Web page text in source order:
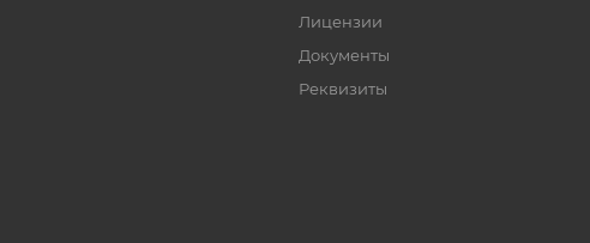
Лицензии
Документы
Реквизиты